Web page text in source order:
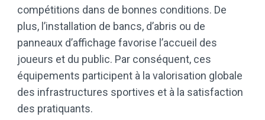
compétitions dans de bonnes conditions. De
plus, l’installation de bancs, d’abris ou de
panneaux d’affichage favorise l’accueil des
joueurs et du public. Par conséquent, ces
équipements participent à la valorisation globale
des infrastructures sportives et à la satisfaction
des pratiquants.